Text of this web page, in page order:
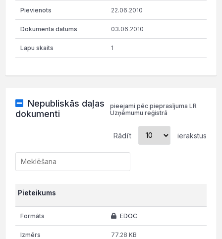
22.06.2010
03.06.2010
1
Nepubliskās daļas
dokumenti
pieejami pēc pieprasījuma LR
Uzņēmumu reģistrā
Rādīt ierakstus
Pieteikums
EDOC
77.28 KB